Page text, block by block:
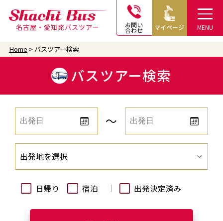
名古屋・愛知発バスツアー MENU
お問い
合わせ マイページ
Home バスツアー検索
バスツアー検索
〜
出発地を選択
日帰り 宿泊 出発決定済み